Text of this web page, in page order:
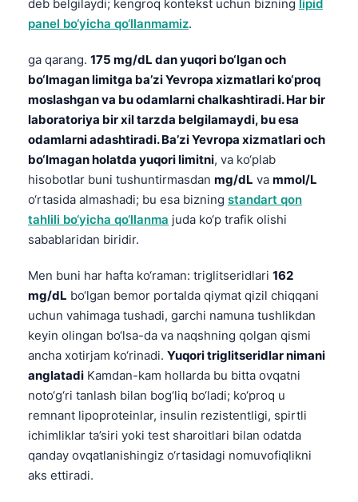
deb belgilaydi; kengroq kontekst uchun bizning lipid
panel bo‘yicha qo‘llanmamiz.
ga qarang. 175 mg/dL dan yuqori bo‘lgan och
bo‘lmagan limitga ba’zi Yevropa xizmatlari ko‘proq
moslashgan va bu odamlarni chalkashtiradi. Har bir
laboratoriya bir xil tarzda belgilamaydi, bu esa
odamlarni adashtiradi. Ba’zi Yevropa xizmatlari och
bo‘lmagan holatda yuqori limitni, va ko‘plab
hisobotlar buni tushuntirmasdan mg/dL va mmol/L
o‘rtasida almashadi; bu esa bizning standart qon
tahlili bo‘yicha qo‘llanma juda ko‘p trafik olishi
sabablaridan biridir.
Men buni har hafta ko‘raman: triglitseridlari 162
mg/dL bo‘lgan bemor portalda qiymat qizil chiqqani
uchun vahimaga tushadi, garchi namuna tushlikdan
keyin olingan bo‘lsa-da va naqshning qolgan qismi
ancha xotirjam ko‘rinadi. Yuqori triglitseridlar nimani
anglatadi Kamdan-kam hollarda bu bitta ovqatni
noto‘g‘ri tanlash bilan bog‘liq bo‘ladi; ko‘proq u
remnant lipoproteinlar, insulin rezistentligi, spirtli
ichimliklar ta’siri yoki test sharoitlari bilan odatda
qanday ovqatlanishingiz o‘rtasidagi nomuvofiqlikni
aks ettiradi.